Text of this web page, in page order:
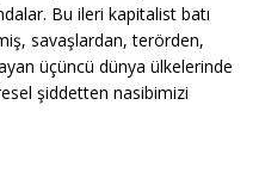
Bu ileri kapitalist batı
savaşlardan, terörden,
üçüncü dünya ülkelerinde
şiddetten nasibimizi